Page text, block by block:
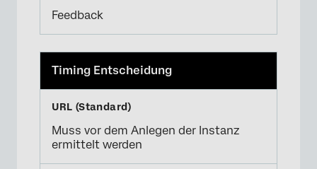
Feedback
Timing Entscheidung
Muss vor dem Anlegen der Instanz
ermittelt werden